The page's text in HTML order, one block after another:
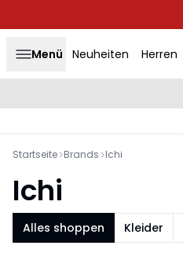
Menü Neuheiten Herren
Startseite Brands Ichi
Ichi
Alles shoppen Kleider